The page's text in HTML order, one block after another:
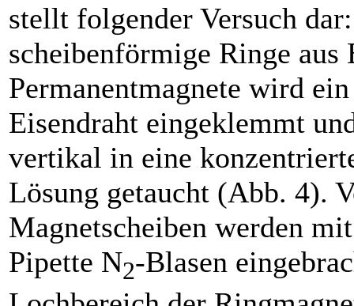
stellt folgender Versuch
scheibenförmige Ringe aus
Permanentmagnete wird
Eisendraht eingeklemmt
vertikal in eine
Lösung getaucht (Abb. 4).
Magnetscheiben werden
Pipette N2-Blasen